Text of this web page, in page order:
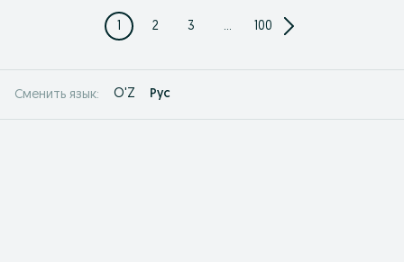
1 2 3 ... 100
Сменить язык: O'Z Рус